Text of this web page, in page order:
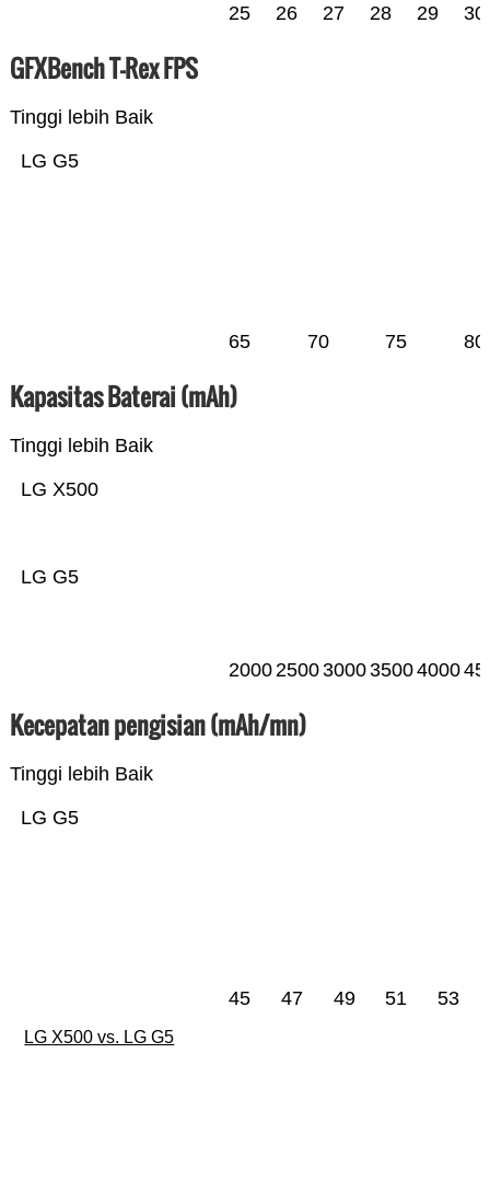
25 26 27 28 29 30
GFXBench T-Rex FPS
Tinggi lebih Baik
LG G5
65 70 75 80
Kapasitas Baterai (mAh)
Tinggi lebih Baik
LG G5
LG X500
20002500300035004000
Kecepatan pengisian (mAh/mn)
Tinggi lebih Baik
LG G5
45 47 49 51 53
LG X500 vs. LG G5